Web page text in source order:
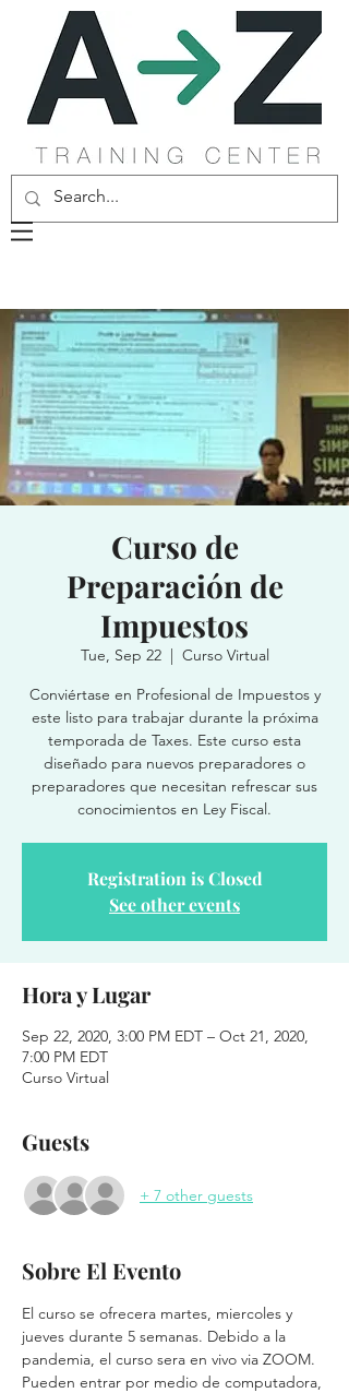
Curso de
Preparación de
Impuestos
Tue, Sep 22
  |
Curso Virtual
Conviértase en Profesional de Impuestos y
este listo para trabajar durante la próxima
temporada de Taxes. Este curso esta
diseñado para nuevos preparadores o
preparadores que necesitan refrescar sus
conocimientos en Ley Fiscal.
Registration is Closed
See other events
Hora y Lugar
Sep 22, 2020, 3:00 PM EDT – Oct 21, 2020,
7:00 PM EDT
Curso Virtual
Guests
+ 7 other guests
Sobre El Evento
El curso se ofrecera martes, miercoles y
jueves durante 5 semanas. Debido a la
pandemia, el curso sera en vivo via ZOOM.
Pueden entrar por medio de computadora,